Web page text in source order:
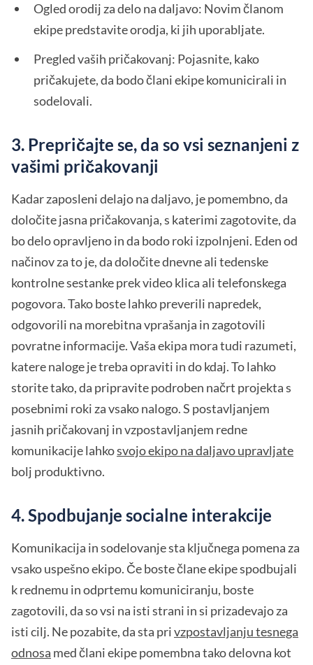
Ogled orodij za delo na daljavo: Novim članom
ekipe predstavite orodja, ki jih uporabljate.
Pregled vaših pričakovanj: Pojasnite, kako
pričakujete, da bodo člani ekipe komunicirali in
sodelovali.
3. Prepričajte se, da so vsi seznanjeni z
vašimi pričakovanji
Kadar zaposleni delajo na daljavo, je pomembno, da
določite jasna pričakovanja, s katerimi zagotovite, da
bo delo opravljeno in da bodo roki izpolnjeni. Eden od
načinov za to je, da določite dnevne ali tedenske
kontrolne sestanke prek video klica ali telefonskega
pogovora. Tako boste lahko preverili napredek,
odgovorili na morebitna vprašanja in zagotovili
povratne informacije. Vaša ekipa mora tudi razumeti,
katere naloge je treba opraviti in do kdaj. To lahko
storite tako, da pripravite podroben načrt projekta s
posebnimi roki za vsako nalogo. S postavljanjem
jasnih pričakovanj in vzpostavljanjem redne
komunikacije lahkosvojo ekipo na daljavo upravljate
bolj produktivno.
4. Spodbujanje socialne interakcije
Komunikacija in sodelovanje sta ključnega pomena za
vsako uspešno ekipo. Če boste člane ekipe spodbujali
k rednemu in odprtemu komuniciranju, boste
zagotovili, da so vsi na isti strani in si prizadevajo za
isti cilj. Ne pozabite, da sta privzpostavljanju tesnega
odnosa med člani ekipe pomembna tako delovna kot